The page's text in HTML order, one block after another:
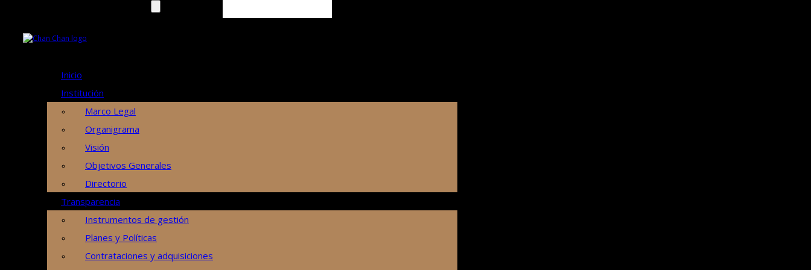
Inicio
Institución
Marco Legal
Organigrama
Visión
Objetivos Generales
Directorio
Transparencia
Instrumentos de gestión
Planes y Políticas
Contrataciones y adquisiciones